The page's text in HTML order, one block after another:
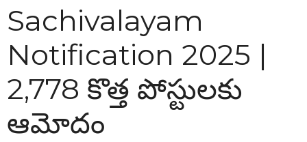
Sachivalayam
Notification 2025 |
2,778 కొత్త పోస్టులకు
ఆమోదం